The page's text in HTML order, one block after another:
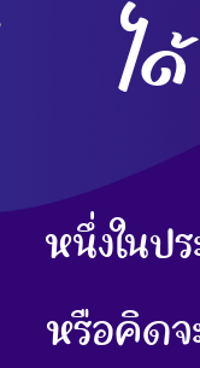
ไ
หนึ่งในป
หรือคิด